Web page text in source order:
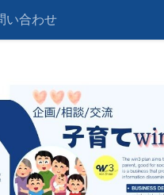
い合わせ